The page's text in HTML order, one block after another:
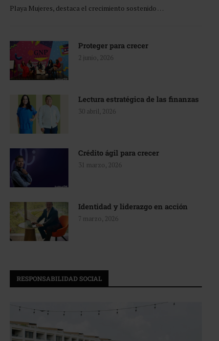
Playa Mujeres, destaca el crecimiento sostenido …
Proteger para crecer
2 junio, 2026
Lectura estratégica de las finanzas
30 abril, 2026
Crédito ágil para crecer
31 marzo, 2026
Identidad y liderazgo en acción
7 marzo, 2026
RESPONSABILIDAD SOCIAL